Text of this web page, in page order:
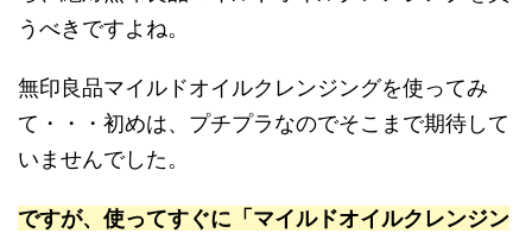
うべきですよね。
無印良品マイルドオイルクレンジングを使ってみ
て・・・初めは、プチプラなのでそこまで期待して
いませんでした。
ですが、使ってすぐに「マイルドオイルクレンジン